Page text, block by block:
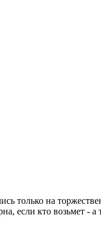
только на
если кто возьмет -